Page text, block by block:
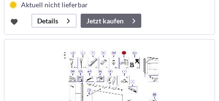
Aktuell nicht lieferbar
Details
Jetzt kaufen